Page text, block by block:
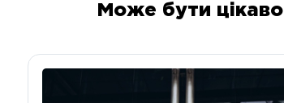
Може бути цікаво